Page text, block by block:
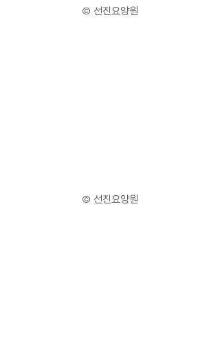
© 선진요양원
© 선진요양원